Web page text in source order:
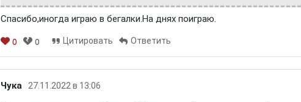
Спасибо,иногда играю в бегалки.На днях поиграю.
0 0 Цитировать Ответить
Чука 27.11.2022 в 13:06